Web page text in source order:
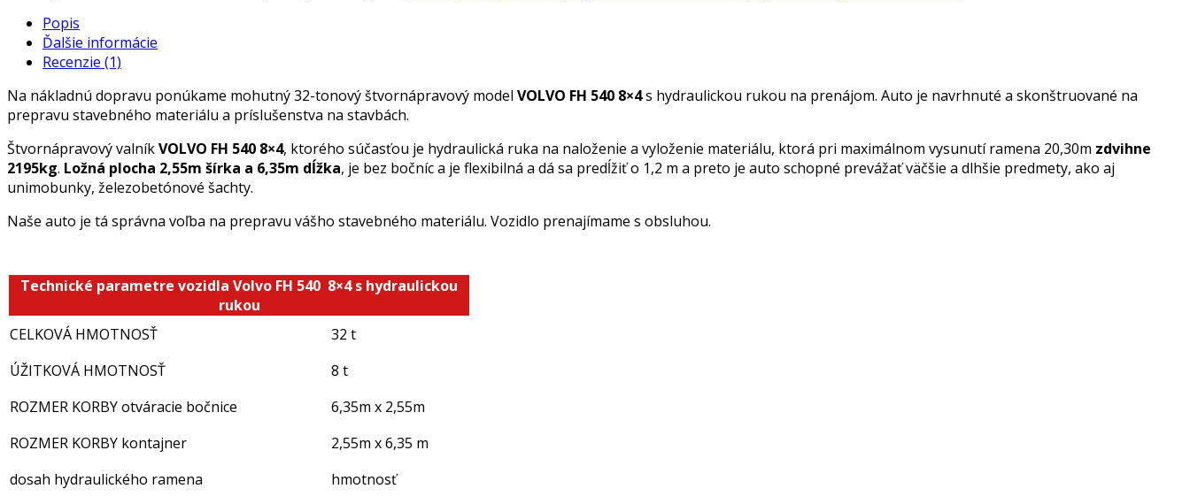
Popis
Ďalšie informácie
Recenzie (1)
Na nákladnú dopravu ponúkame mohutný 32-tonový štvornápravový model VOLVO FH 540 8×4s hydraulickou rukou na prenájom. Auto je navrhnuté a skonštruované na
prepravu stavebného materiálu a príslušenstva na stavbách.
Štvornápravový valníkVOLVO FH 540 8×4, ktorého súčasťou je hydraulická ruka na naloženie a vyloženie materiálu, ktorá pri maximálnom vysunutí ramena 20,30m zdvihne
2195kg. Ložná plocha 2,55m šírka a 6,35m dĺžka, je bez bočníc a je flexibilná a dá sa predĺžiť o 1,2 m a preto je auto schopné prevážať väčšie a dlhšie predmety, ako aj
unimobunky, železobetónové šachty.
Naše auto je tá správna voľba na prepravu vášho stavebného materiálu. Vozidlo prenajímame s obsluhou.
Technické parametre vozidla Volvo FH 540 8×4 s hydraulickou
rukou
CELKOVÁ HMOTNOSŤ
32 t
ÚŽITKOVÁ HMOTNOSŤ
8 t
ROZMER KORBY otváracie bočnice
6,35m x 2,55m
ROZMER KORBY kontajner
2,55m x 6,35 m
dosah hydraulického ramena
hmotnosť